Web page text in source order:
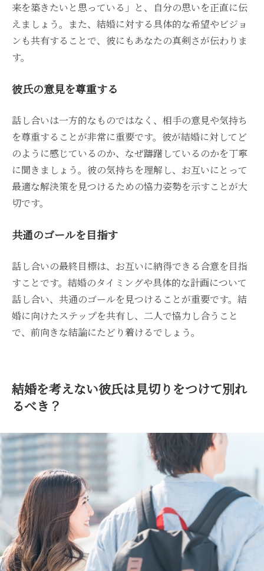
来を築きたいと思っている」と、自分の思いを正直に伝
えましょう。また、結婚に対する具体的な希望やビジョ
ンも共有することで、彼にもあなたの真剣さが伝わりま
す。
彼氏の意見を尊重する
話し合いは一方的なものではなく、相手の意見や気持ち
を尊重することが非常に重要です。彼が結婚に対してど
のように感じているのか、なぜ躊躇しているのかを丁寧
に聞きましょう。彼の気持ちを理解し、お互いにとって
最適な解決策を見つけるための協力姿勢を示すことが大
切です。
共通のゴールを目指す
話し合いの最終目標は、お互いに納得できる合意を目指
すことです。結婚のタイミングや具体的な計画について
話し合い、共通のゴールを見つけることが重要です。結
婚に向けたステップを共有し、二人で協力し合うこと
で、前向きな結論にたどり着けるでしょう。
結婚を考えない彼氏は見切りをつけて別れ
るべき？